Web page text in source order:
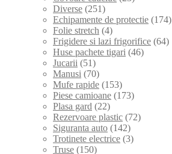
Diverse (251)
Echipamente de protectie (174)
Folie stretch (4)
Frigidere si lazi frigorifice (64)
Huse pachete tigari (46)
Jucarii (51)
Manusi (70)
Mufe rapide (153)
Piese camioane (173)
Plasa gard (22)
Rezervoare plastic (72)
Siguranta auto (142)
Trotinete electrice (3)
Truse (150)